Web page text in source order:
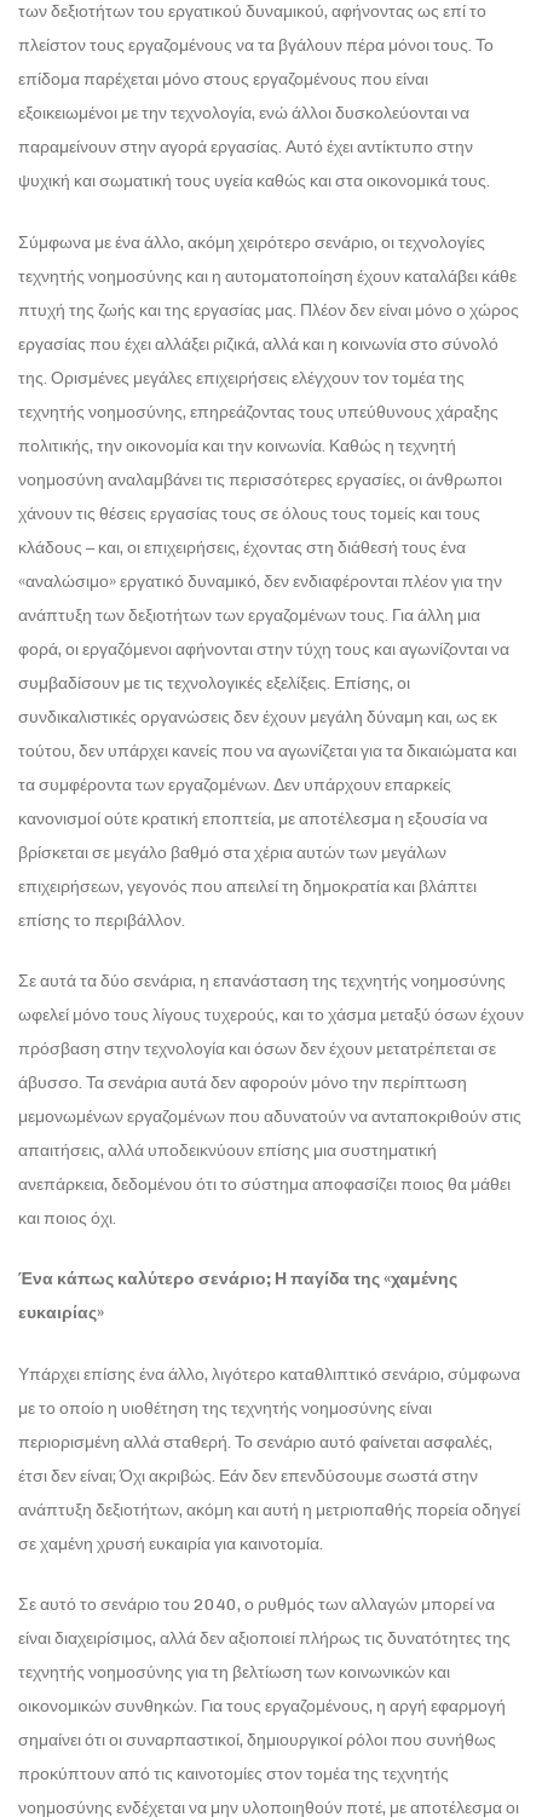
των δεξιοτήτων του εργατικού δυναμικού, αφήνοντας ως επί το
πλείστον τους εργαζομένους να τα βγάλουν πέρα μόνοι τους. Το
επίδομα παρέχεται μόνο στους εργαζομένους που είναι
εξοικειωμένοι με την τεχνολογία, ενώ άλλοι δυσκολεύονται να
παραμείνουν στην αγορά εργασίας. Αυτό έχει αντίκτυπο στην
ψυχική και σωματική τους υγεία καθώς και στα οικονομικά τους.
Σύμφωνα με ένα άλλο, ακόμη χειρότερο σενάριο, οι τεχνολογίες
τεχνητής νοημοσύνης και η αυτοματοποίηση έχουν καταλάβει κάθε
πτυχή της ζωής και της εργασίας μας. Πλέον δεν είναι μόνο ο χώρος
εργασίας που έχει αλλάξει ριζικά, αλλά και η κοινωνία στο σύνολό
της. Ορισμένες μεγάλες επιχειρήσεις ελέγχουν τον τομέα της
τεχνητής νοημοσύνης, επηρεάζοντας τους υπεύθυνους χάραξης
πολιτικής, την οικονομία και την κοινωνία. Καθώς η τεχνητή
νοημοσύνη αναλαμβάνει τις περισσότερες εργασίες, οι άνθρωποι
χάνουν τις θέσεις εργασίας τους σε όλους τους τομείς και τους
κλάδους – και, οι επιχειρήσεις, έχοντας στη διάθεσή τους ένα
«αναλώσιμο» εργατικό δυναμικό, δεν ενδιαφέρονται πλέον για την
ανάπτυξη των δεξιοτήτων των εργαζομένων τους. Για άλλη μια
φορά, οι εργαζόμενοι αφήνονται στην τύχη τους και αγωνίζονται να
συμβαδίσουν με τις τεχνολογικές εξελίξεις. Επίσης, οι
συνδικαλιστικές οργανώσεις δεν έχουν μεγάλη δύναμη και, ως εκ
τούτου, δεν υπάρχει κανείς που να αγωνίζεται για τα δικαιώματα και
τα συμφέροντα των εργαζομένων. Δεν υπάρχουν επαρκείς
κανονισμοί ούτε κρατική εποπτεία, με αποτέλεσμα η εξουσία να
βρίσκεται σε μεγάλο βαθμό στα χέρια αυτών των μεγάλων
επιχειρήσεων, γεγονός που απειλεί τη δημοκρατία και βλάπτει
επίσης το περιβάλλον.
Σε αυτά τα δύο σενάρια, η επανάσταση της τεχνητής νοημοσύνης
ωφελεί μόνο τους λίγους τυχερούς, και το χάσμα μεταξύ όσων έχουν
πρόσβαση στην τεχνολογία και όσων δεν έχουν μετατρέπεται σε
άβυσσο. Τα σενάρια αυτά δεν αφορούν μόνο την περίπτωση
μεμονωμένων εργαζομένων που αδυνατούν να ανταποκριθούν στις
απαιτήσεις, αλλά υποδεικνύουν επίσης μια συστηματική
ανεπάρκεια, δεδομένου ότι το σύστημα αποφασίζει ποιος θα μάθει
και ποιος όχι.
Ένα κάπως καλύτερο σενάριο; Η παγίδα της «χαμένης
ευκαιρίας»
Υπάρχει επίσης ένα άλλο, λιγότερο καταθλιπτικό σενάριο, σύμφωνα
με το οποίο η υιοθέτηση της τεχνητής νοημοσύνης είναι
περιορισμένη αλλά σταθερή. Το σενάριο αυτό φαίνεται ασφαλές,
έτσι δεν είναι; Όχι ακριβώς. Εάν δεν επενδύσουμε σωστά στην
ανάπτυξη δεξιοτήτων, ακόμη και αυτή η μετριοπαθής πορεία οδηγεί
σε χαμένη χρυσή ευκαιρία για καινοτομία.
Σε αυτό το σενάριο του 2040, ο ρυθμός των αλλαγών μπορεί να
είναι διαχειρίσιμος, αλλά δεν αξιοποιεί πλήρως τις δυνατότητες της
τεχνητής νοημοσύνης για τη βελτίωση των κοινωνικών και
οικονομικών συνθηκών. Για τους εργαζομένους, η αργή εφαρμογή
σημαίνει ότι οι συναρπαστικοί, δημιουργικοί ρόλοι που συνήθως
προκύπτουν από τις καινοτομίες στον τομέα της τεχνητής
νοημοσύνης ενδέχεται να μην υλοποιηθούν ποτέ, με αποτέλεσμα οι